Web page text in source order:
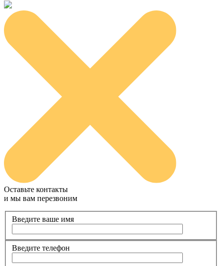
Оставьте контакты
и мы вам перезвоним
Введите ваше имя
Введите телефон